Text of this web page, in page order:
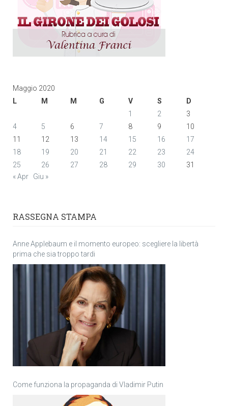
Maggio 2020
L
M M G V S
D
1
2
3
4
5 6 7 8 9
10
11
12 13 14 15 16
17
18
19 20 21 22 23
24
25
26 27 28 29 30
31
« Apr
Giu »
RASSEGNA STAMPA
Anne Applebaum e il momento europeo: scegliere la libertà
prima che sia troppo tardi
Come funziona la propaganda di Vladimir Putin